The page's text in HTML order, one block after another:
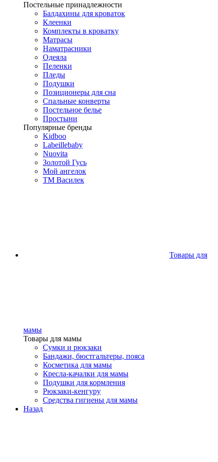
Постельные принадлежности
Балдахины для кроваток
Клеенки
Комплекты в кроватку
Матрасы
Наматрасники
Одеяла
Пеленки
Пледы
Подушки
Позиционеры для сна
Спальные конверты
Постельное белье
Простыни
Популярные бренды
Kidboo
Labeillebaby
Nuovita
Золотой Гусь
Мой ангелок
ТМ Василек
Товары для
мамы
Товары для мамы
Сумки и рюкзаки
Бандажи, бюстгальтеры, пояса
Косметика для мамы
Кресла-качалки для мамы
Подушки для кормления
Рюкзаки-кенгуру
Средства гигиены для мамы
Назад